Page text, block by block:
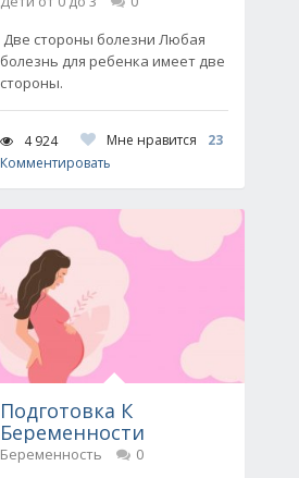
Две стороны болезни Любая
болезнь для ребенка имеет две
стороны.
4 924 Мне нравится
23
Комментировать
Подготовка К
Беременности
Беременность
0